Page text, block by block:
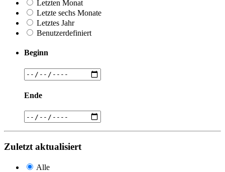
Letzten Monat
Letzte sechs Monate
Letztes Jahr
Benutzerdefiniert
Beginn
Ende
Zuletzt aktualisiert
Alle